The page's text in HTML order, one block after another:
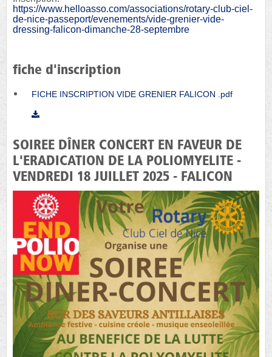
https://www.helloasso.com/associations/rotary-club-ciel-
de-nice-passeport/evenements/vide-grenier-vide-
dressing-falicon-dimanche-28-septembre
fiche d'inscription
FICHE INSCRIPTION VIDE GRENIER FALICON .pdf
SOIREE DÎNER CONCERT EN FAVEUR DE
L'ERADICATION DE LA POLIOMYELITE -
VENDREDI 18 JUILLET 2025 - FALICON